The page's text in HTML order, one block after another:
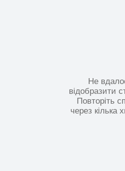
Не
відобразити
Повторіть
через кілька